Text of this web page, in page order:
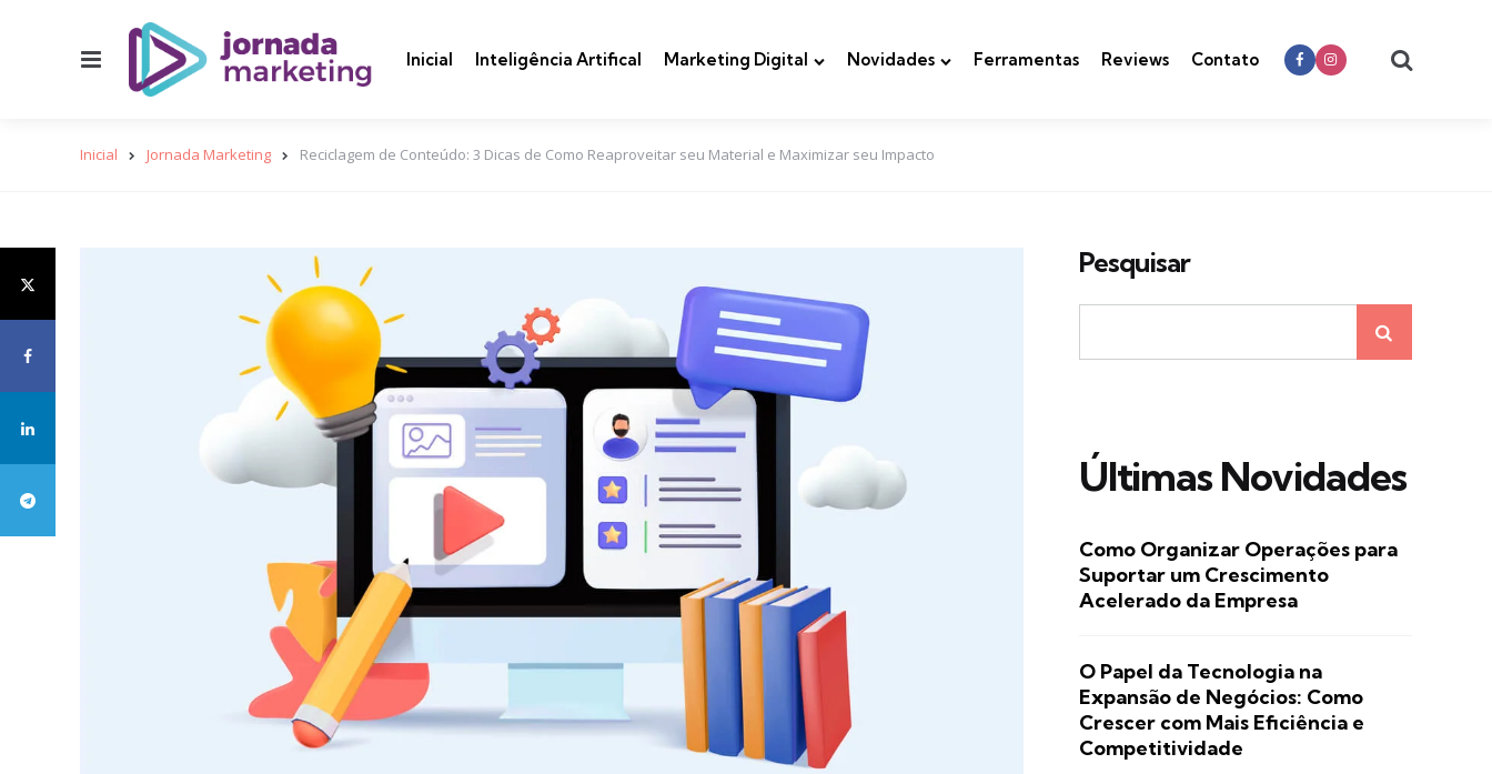
Inicial Inteligência Artifical Marketing Digital Novidades Ferramentas Reviews Contato
Inicial Jornada Marketing Reciclagem de Conteúdo: 3 Dicas de Como Reaproveitar seu Material e Maximizar seu Impacto
Pesquisar
Últimas Novidades
Como Organizar Operações para
Suportar um Crescimento
Acelerado da Empresa
O Papel da Tecnologia na
Expansão de Negócios: Como
Crescer com Mais Eficiência e
Competitividade